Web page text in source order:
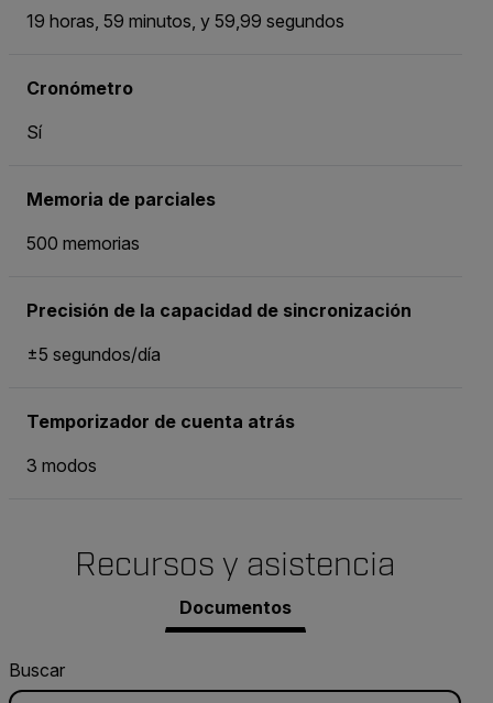
19 horas, 59 minutos, y 59,99 segundos
Cronómetro
Sí
Memoria de parciales
500 memorias
Precisión de la capacidad de sincronización
±5 segundos/día
Temporizador de cuenta atrás
3 modos
Recursos y asistencia
Documentos
Buscar